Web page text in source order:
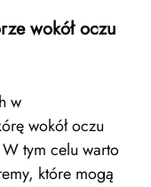
wokół oczu
w
wokół oczu
tym celu warto
które mogą